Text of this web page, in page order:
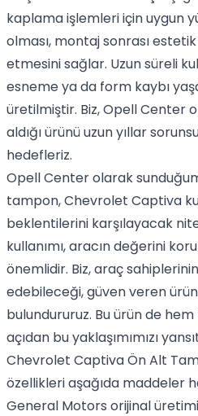
kaplama işlemleri için uygun
olması, montaj sonrası
etmesini sağlar. Uzun süreli
esneme ya da form kaybı
üretilmiştir. Biz, Opell Center
aldığı ürünü uzun yıllar
hedefleriz.
Opell Center olarak
tampon, Chevrolet Captiva
beklentilerini karşılayacak
kullanımı, aracın değerini
önemlidir. Biz, araç
edebileceği, güven veren
bulundururuz. Bu ürün de
açıdan bu yaklaşımımızı
Chevrolet Captiva Ön Alt
özellikleri aşağıda maddeler
General Motors orijinal